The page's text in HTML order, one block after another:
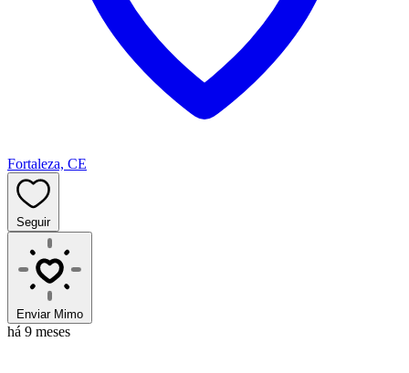
Fortaleza, CE
Seguir
Enviar Mimo
há 9 meses